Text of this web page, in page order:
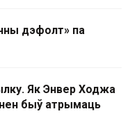
дэфолт» па
Як Энвер Ходжа
быў атрымаць